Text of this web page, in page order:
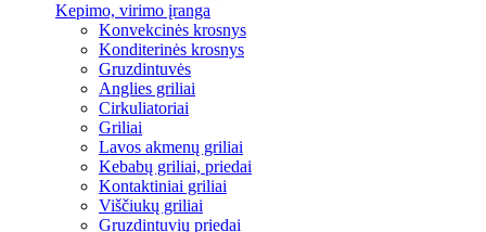
Kepimo, virimo įranga
Konvekcinės krosnys
Konditerinės krosnys
Gruzdintuvės
Anglies griliai
Cirkuliatoriai
Griliai
Lavos akmenų griliai
Kebabų griliai, priedai
Kontaktiniai griliai
Viščiukų griliai
Gruzdintuvių priedai